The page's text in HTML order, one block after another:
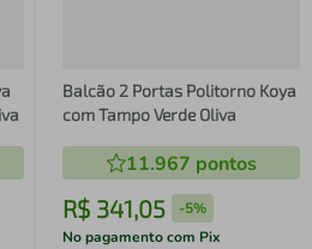
Balcão 2 Portas Politorno Koya
com Tampo Verde Oliva
11.967 pontos
R$ 341,05 -5%
No pagamento com Pix